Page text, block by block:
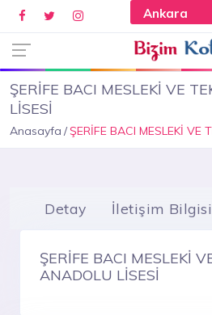
ŞERİFE BACI MESLEKİ VE
LİSESİ
Anasayfa ŞERİFE BACI MESLEKİ VE
Detay İletişim Bilgisi
ŞERİFE BACI MESLEKİ
ANADOLU LİSESİ